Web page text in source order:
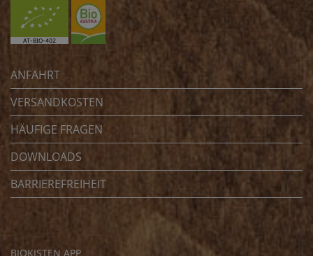
ANFAHRT
VERSANDKOSTEN
HÄUFIGE FRAGEN
DOWNLOADS
BARRIEREFREIHEIT
BIOKISTEN APP